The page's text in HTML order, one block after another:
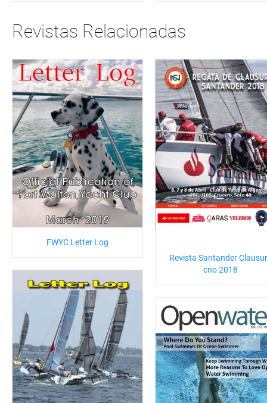
Revistas Relacionadas
FWYC Letter Log
Revista Santander
cno 2018